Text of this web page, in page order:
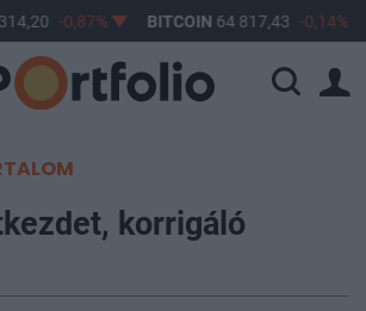
-0,87% BITCOIN 64 817,43 -0,14%
korrigáló